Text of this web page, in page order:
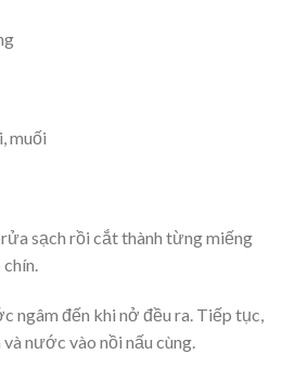
muối
sạch rồi cắt thành từng miếng
chín.
ngâm đến khi nở đều ra. Tiếp tục,
nước vào nồi nấu cùng.